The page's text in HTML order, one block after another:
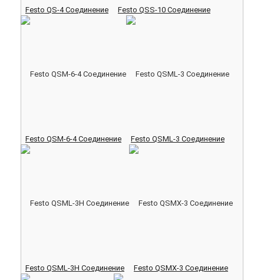
Festo QS-4 Соединение Festo QSS-10 Соединение
Festo QSM-6-4 Соединение Festo QSML-3 Соединение
Festo QSML-3H Соединение Festo QSMX-3 Соединение